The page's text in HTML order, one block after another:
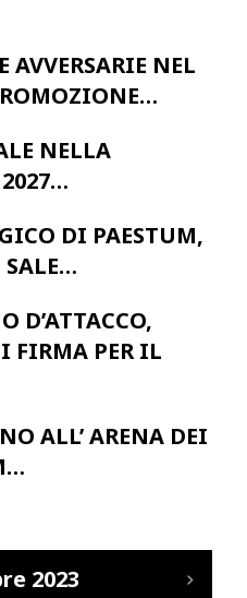
AVVERSARIE NEL
NELLA
DI PAESTUM,
SALE…
D’ATTACCO,
FIRMA PER IL
ALL’ ARENA DEI
2023